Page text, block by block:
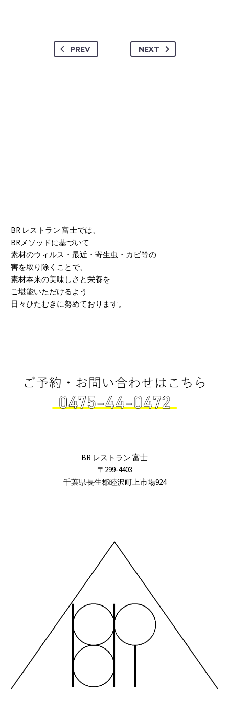
PREV NEXT
BR レストラン 富士では、
BRメソッドに基づいて
素材のウィルス・最近・寄生虫・カビ等の
害を取り除くことで、
素材本来の美味しさと栄養を
ご堪能いただけるよう
日々ひたむきに努めております。
BR レストラン 富士
〒299-4403
千葉県長生郡睦沢町上市場924